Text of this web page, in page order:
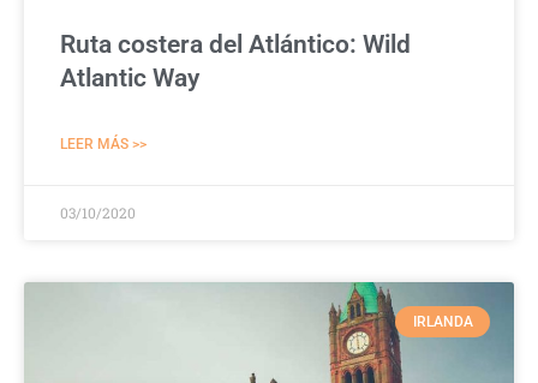
Ruta costera del Atlántico: Wild
Atlantic Way
LEER MÁS >>
03/10/2020
IRLANDA